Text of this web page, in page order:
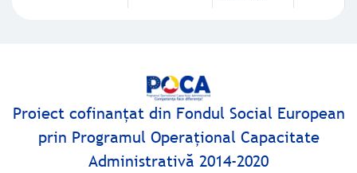
Proiect cofinanţat din Fondul Social European
prin Programul Operaţional Capacitate
Administrativă 2014-2020